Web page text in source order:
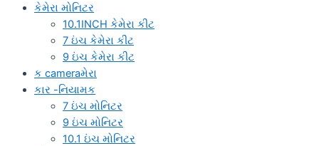
કેમેરા મોનિટર
10.1INCH કેમેરા કીટ
7 ઇંચ કેમેરા કીટ
9 ઇંચ કેમેરા કીટ
ક cameraમેરા
કાર -નિયામક
7 ઇંચ મોનિટર
9 ઇંચ મોનિટર
10.1 ઇંચ મોનિટર